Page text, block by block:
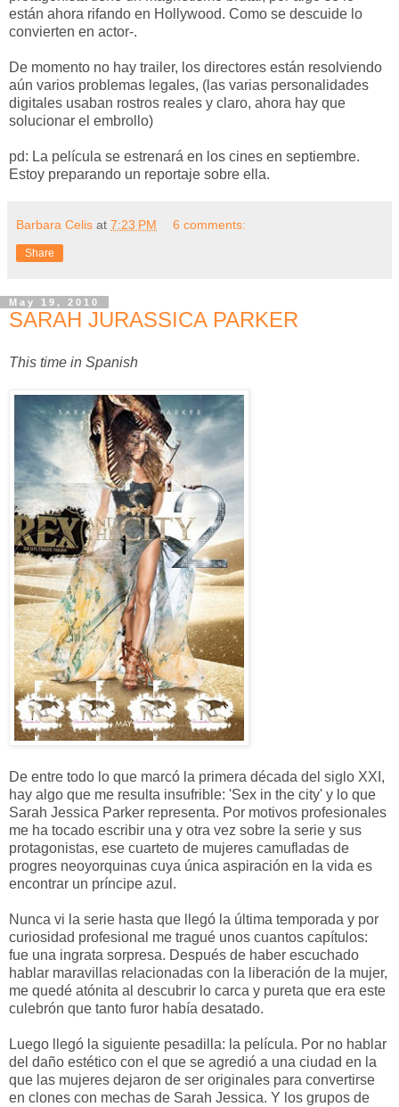
están ahora rifando en Hollywood. Como se descuide lo
convierten en actor-.
De momento no hay trailer, los directores están resolviendo
aún varios problemas legales, (las varias personalidades
digitales usaban rostros reales y claro, ahora hay que
solucionar el embrollo)
pd: La película se estrenará en los cines en septiembre.
Estoy preparando un reportaje sobre ella.
Barbara Celis at 7:23 PM 6 comments:
Share
May 19, 2010
SARAH JURASSICA PARKER
This time in Spanish
De entre todo lo que marcó la primera década del siglo XXI,
hay algo que me resulta insufrible: 'Sex in the city' y lo que
Sarah Jessica Parker representa. Por motivos profesionales
me ha tocado escribir una y otra vez sobre la serie y sus
protagonistas, ese cuarteto de mujeres camufladas de
progres neoyorquinas cuya única aspiración en la vida es
encontrar un príncipe azul.
Nunca vi la serie hasta que llegó la última temporada y por
curiosidad profesional me tragué unos cuantos capítulos:
fue una ingrata sorpresa. Después de haber escuchado
hablar maravillas relacionadas con la liberación de la mujer,
me quedé atónita al descubrir lo carca y pureta que era este
culebrón que tanto furor había desatado.
Luego llegó la siguiente pesadilla: la película. Por no hablar
del daño estético con el que se agredió a una ciudad en la
que las mujeres dejaron de ser originales para convertirse
en clones con mechas de Sarah Jessica. Y los grupos de